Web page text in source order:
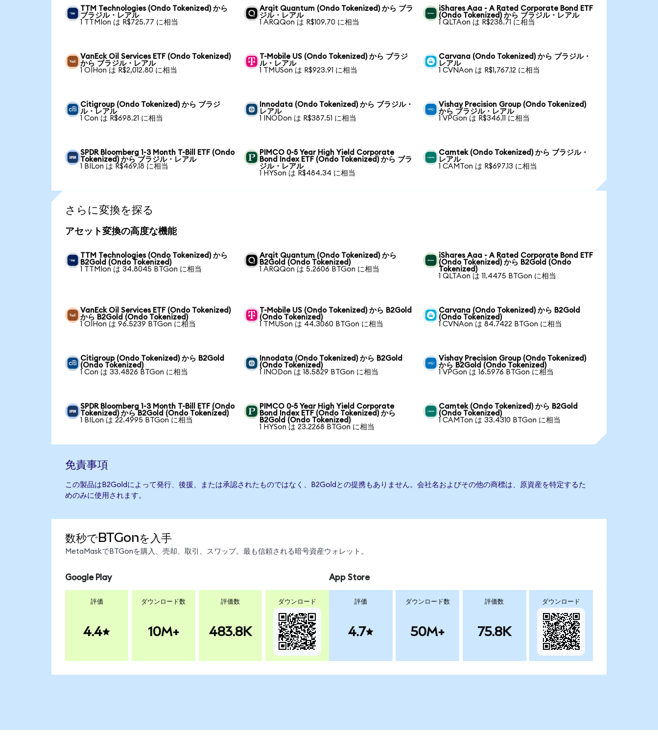
TTM Technologies (Ondo Tokenized) から
ブラジル・レアル
1 TTMIon は R$725.77 に相当
Arqit Quantum (Ondo Tokenized) から ブラ
ジル・レアル
1 ARQQon は R$109.70 に相当
iShares Aaa - A Rated Corporate Bond ETF
(Ondo Tokenized) から ブラジル・レアル
1 QLTAon は R$238.71 に相当
VanEck Oil Services ETF (Ondo Tokenized)
から ブラジル・レアル
1 OIHon は R$2,012.80 に相当
T-Mobile US (Ondo Tokenized) から ブラジ
ル・レアル
1 TMUSon は R$923.91 に相当
Carvana (Ondo Tokenized) から ブラジル・
レアル
1 CVNAon は R$1,767.12 に相当
Citigroup (Ondo Tokenized) から ブラジ
ル・レアル
1 Con は R$698.21 に相当
Innodata (Ondo Tokenized) から ブラジル・
レアル
1 INODon は R$387.51 に相当
Vishay Precision Group (Ondo Tokenized)
から ブラジル・レアル
1 VPGon は R$346.11 に相当
SPDR Bloomberg 1-3 Month T-Bill ETF (Ondo
Tokenized) から ブラジル・レアル
1 BILon は R$469.18 に相当
PIMCO 0-5 Year High Yield Corporate
Bond Index ETF (Ondo Tokenized) から ブラ
ジル・レアル
1 HYSon は R$484.34 に相当
Camtek (Ondo Tokenized) から ブラジル・
レアル
1 CAMTon は R$697.13 に相当
さらに変換を探る
アセット変換の高度な機能
TTM Technologies (Ondo Tokenized) から
B2Gold (Ondo Tokenized)
1 TTMIon は 34.8045 BTGon に相当
Arqit Quantum (Ondo Tokenized) から
B2Gold (Ondo Tokenized)
1 ARQQon は 5.2606 BTGon に相当
iShares Aaa - A Rated Corporate Bond ETF
(Ondo Tokenized) から B2Gold (Ondo
Tokenized)
1 QLTAon は 11.4475 BTGon に相当
VanEck Oil Services ETF (Ondo Tokenized)
から B2Gold (Ondo Tokenized)
1 OIHon は 96.5239 BTGon に相当
T-Mobile US (Ondo Tokenized) から B2Gold
(Ondo Tokenized)
1 TMUSon は 44.3060 BTGon に相当
Carvana (Ondo Tokenized) から B2Gold
(Ondo Tokenized)
1 CVNAon は 84.7422 BTGon に相当
Citigroup (Ondo Tokenized) から B2Gold
(Ondo Tokenized)
1 Con は 33.4826 BTGon に相当
Innodata (Ondo Tokenized) から B2Gold
(Ondo Tokenized)
1 INODon は 18.5829 BTGon に相当
Vishay Precision Group (Ondo Tokenized)
から B2Gold (Ondo Tokenized)
1 VPGon は 16.5976 BTGon に相当
SPDR Bloomberg 1-3 Month T-Bill ETF (Ondo
Tokenized) から B2Gold (Ondo Tokenized)
1 BILon は 22.4995 BTGon に相当
PIMCO 0-5 Year High Yield Corporate
Bond Index ETF (Ondo Tokenized) から
B2Gold (Ondo Tokenized)
1 HYSon は 23.2268 BTGon に相当
Camtek (Ondo Tokenized) から B2Gold
(Ondo Tokenized)
1 CAMTon は 33.4310 BTGon に相当
免責事項
この製品はB2Goldによって発行、後援、または承認されたものではなく、B2Goldとの提携もありません。会社名およびその他の商標は、原資産を特定するた
めのみに使用されます。
数秒でBTGonを入手
MetaMaskでBTGonを購入、売却、取引、スワップ。最も信頼される暗号資産ウォレット。
Google Play
評価
4.4
ダウンロード数
10M+
評価数
483.8K
ダウンロード
App Store
評価
4.7
ダウンロード数
50M+
評価数
75.8K
ダウンロード